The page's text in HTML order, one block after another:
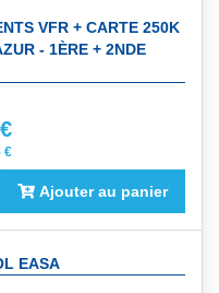
VFR + CARTE 250K
- 1ÈRE + 2NDE
€
Ajouter au panier
EASA